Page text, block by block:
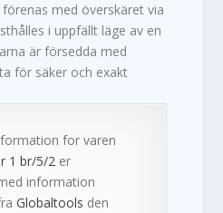
med överskäret via
i uppfällt läge av en
är försedda med
för säker och exakt
for varen
1 br/5/2 er
information
Globaltools den